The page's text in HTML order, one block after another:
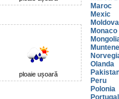
ploaie ușoară
Maroc
Mexic
Moldova
Monaco
Olanda
Peru
Polonia